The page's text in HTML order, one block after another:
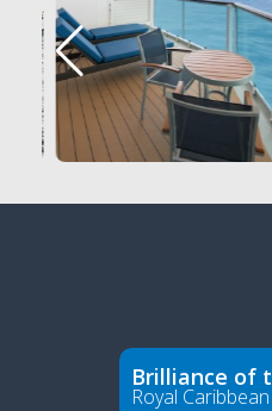
Brilliance of
Royal Caribbean